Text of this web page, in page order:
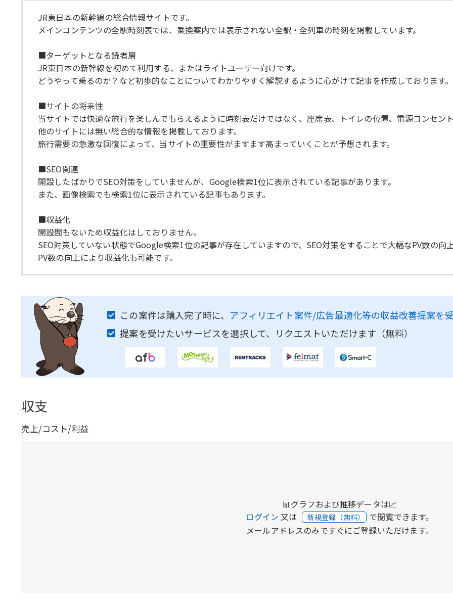
JR東日本の新幹線の総合情報サイトです。
メインコンテンツの全駅時刻表では、乗換案内では表示されない全駅・全列車の時刻を掲載しています。
■ターゲットとなる読者層
JR東日本の新幹線を初めて利用する、またはライトユーザー向けです。
どうやって乗るのか？など初歩的なことについてわかりやすく解説するように心がけて記事を作成しております。
■サイトの将来性
当サイトでは快適な旅行を楽しんでもらえるように時刻表だけではなく、座席表、トイレの位置、電源コンセン
他のサイトには無い総合的な情報を掲載しております。
旅行需要の急激な回復によって、当サイトの重要性がますます高まっていくことが予想されます。
■SEO関連
開設したばかりでSEO対策をしていませんが、Google検索1位に表示されている記事があります。
また、画像検索でも検索1位に表示されている記事もあります。
■収益化
開設間もないため収益化はしておりません。
SEO対策していない状態でGoogle検索1位の記事が存在していますので、SEO対策をすることで大幅なPV数の向
PV数の向上により収益化も可能です。
この案件は購入完了時に、 アフィリエイト案件/広告最適化等の収益改善提案を
提案を受けたいサービスを選択して、リクエストいただけます（無料）
収支
売上/コスト/利益
📊グラフおよび推移データは📈
ログイン 又は 新規登録（無料） で閲覧できます。
メールアドレスのみですぐにご登録いただけます。